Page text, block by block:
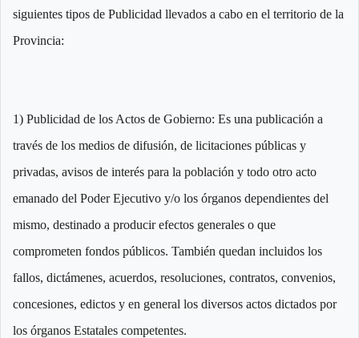
siguientes tipos de Publicidad llevados a cabo en el territorio de la
Provincia:
1) Publicidad de los Actos de Gobierno: Es una publicación a
través de los medios de difusión, de licitaciones públicas y
privadas, avisos de interés para la población y todo otro acto
emanado del Poder Ejecutivo y/o los órganos dependientes del
mismo, destinado a producir efectos generales o que
comprometen fondos públicos. También quedan incluidos los
fallos, dictámenes, acuerdos, resoluciones, contratos, convenios,
concesiones, edictos y en general los diversos actos dictados por
los órganos Estatales competentes.